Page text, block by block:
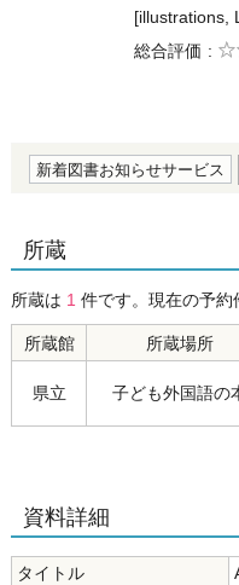
[illustrations,
総合評価
5
新着図書お知らせサービス
所蔵
所蔵は 1 件です。現在の予約
所蔵館 所蔵場所
県立 子ども外国語の
資料詳細
タイトル